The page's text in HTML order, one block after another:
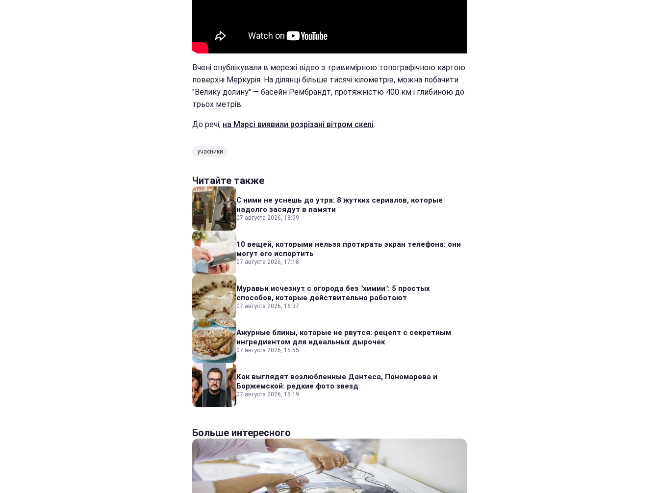
Вчені опублікували в мережі відео з тривимірною топографічною картою
поверхні Меркурія. На ділянці більше тисячі кілометрів, можна побачити
"Велику долину" — басейн Рембрандт, протяжністю 400 км і глибиною до
трьох метрів.
До речі, на Марсі виявили розрізані вітром скелі.
учасники
Читайте также
С ними не уснешь до утра: 8 жутких сериалов, которые
надолго засядут в памяти
07 августа 2026, 18:09
10 вещей, которыми нельзя протирать экран телефона: они
могут его испортить
07 августа 2026, 17:18
Муравьи исчезнут с огорода без "химии": 5 простых
способов, которые действительно работают
07 августа 2026, 16:37
Ажурные блины, которые не рвутся: рецепт с секретным
ингредиентом для идеальных дырочек
07 августа 2026, 15:55
Как выглядят возлюбленные Дантеса, Пономарева и
Боржемской: редкие фото звезд
07 августа 2026, 15:19
Больше интересного